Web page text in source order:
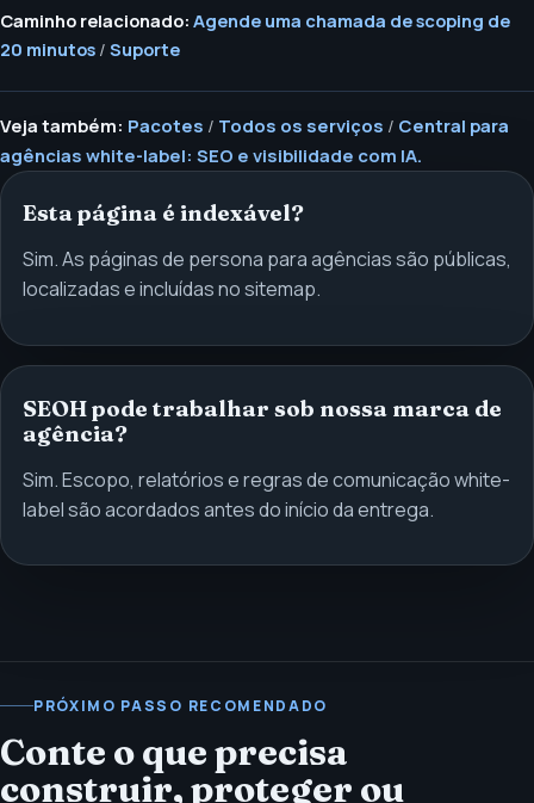
Caminho relacionado: Agende uma chamada de scoping de
20 minutos / Suporte
Veja também: Pacotes / Todos os serviços / Central para
agências white-label: SEO e visibilidade com IA.
Esta página é indexável?
Sim. As páginas de persona para agências são públicas,
localizadas e incluídas no sitemap.
SEOH pode trabalhar sob nossa marca de
agência?
Sim. Escopo, relatórios e regras de comunicação white-
label são acordados antes do início da entrega.
PRÓXIMO PASSO RECOMENDADO
Conte o que precisa
construir, proteger ou